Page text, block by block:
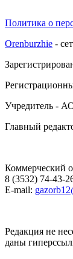
Политика о
Orenburzhie -
Учредитель -
Главный
Коммерческий
8 (3532) 74-43-
E-mail:
Редакция не
даны